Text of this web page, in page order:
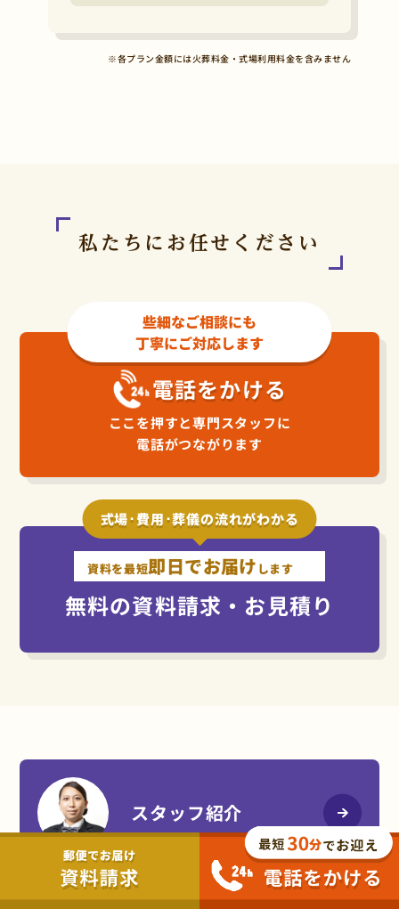
※各プラン金額には火葬料金・式場利用料金を含みません
私たちにお任せください
些細なご相談にも
丁寧にご対応します
ここを押すと専門スタッフに
電話がつながります
電話をかける
式場･費用･葬儀の流れがわかる
資料を最短即日でお届け します
無料の資料請求・お見積り
スタッフ紹介